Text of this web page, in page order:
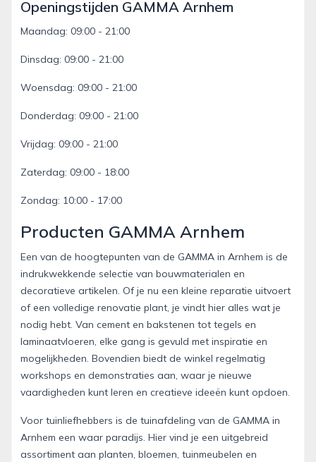
Openingstijden GAMMA Arnhem
Maandag: 09:00 - 21:00
Dinsdag: 09:00 - 21:00
Woensdag: 09:00 - 21:00
Donderdag: 09:00 - 21:00
Vrijdag: 09:00 - 21:00
Zaterdag: 09:00 - 18:00
Zondag: 10:00 - 17:00
Producten GAMMA Arnhem
Een van de hoogtepunten van de GAMMA in Arnhem is de
indrukwekkende selectie van bouwmaterialen en
decoratieve artikelen. Of je nu een kleine reparatie uitvoert
of een volledige renovatie plant, je vindt hier alles wat je
nodig hebt. Van cement en bakstenen tot tegels en
laminaatvloeren, elke gang is gevuld met inspiratie en
mogelijkheden. Bovendien biedt de winkel regelmatig
workshops en demonstraties aan, waar je nieuwe
vaardigheden kunt leren en creatieve ideeën kunt opdoen.
Voor tuinliefhebbers is de tuinafdeling van de GAMMA in
Arnhem een waar paradijs. Hier vind je een uitgebreid
assortiment aan planten, bloemen, tuinmeubelen en